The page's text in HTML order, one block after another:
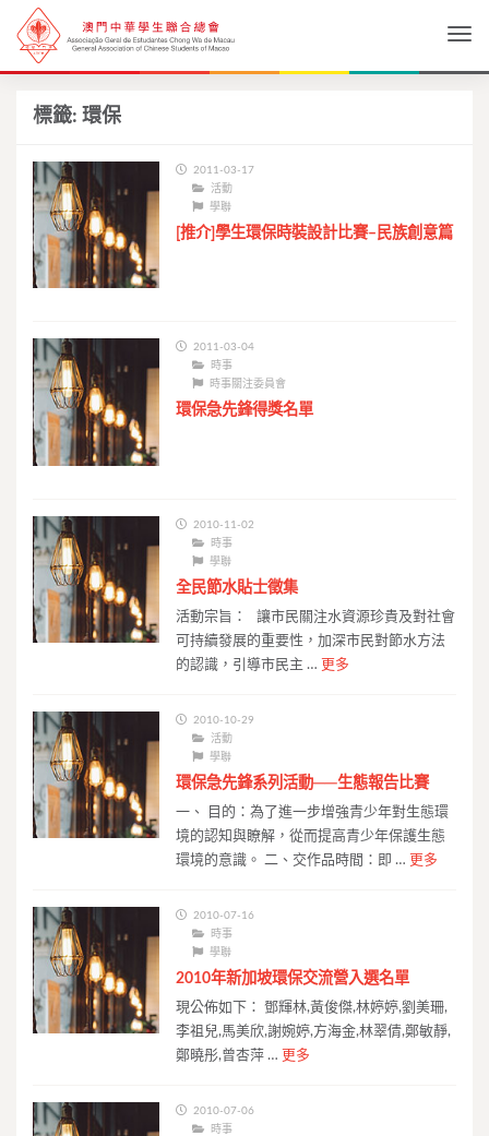
標籤: 環保
2011-03-17
活動
學聯
[推介]學生環保時裝設計比賽–民族創意篇
2011-03-04
時事
時事關注委員會
環保急先鋒得獎名單
2010-11-02
時事
學聯
全民節水貼士徵集
活動宗旨： 讓市民關注水資源珍貴及對社會
可持續發展的重要性，加深市民對節水方法
的認識，引導市民主 … 更多
2010-10-29
活動
學聯
環保急先鋒系列活動──生態報告比賽
一、 目的：為了進一步增強青少年對生態環
境的認知與瞭解，從而提高青少年保護生態
環境的意識。 二、交作品時間：即 … 更多
2010-07-16
時事
學聯
2010年新加坡環保交流營入選名單
現公佈如下： 鄧輝林,黃俊傑,林婷婷,劉美珊,
李祖兒,馬美欣,謝婉婷,方海金,林翠倩,鄭敏靜,
鄭曉彤,曾杏萍 … 更多
2010-07-06
時事